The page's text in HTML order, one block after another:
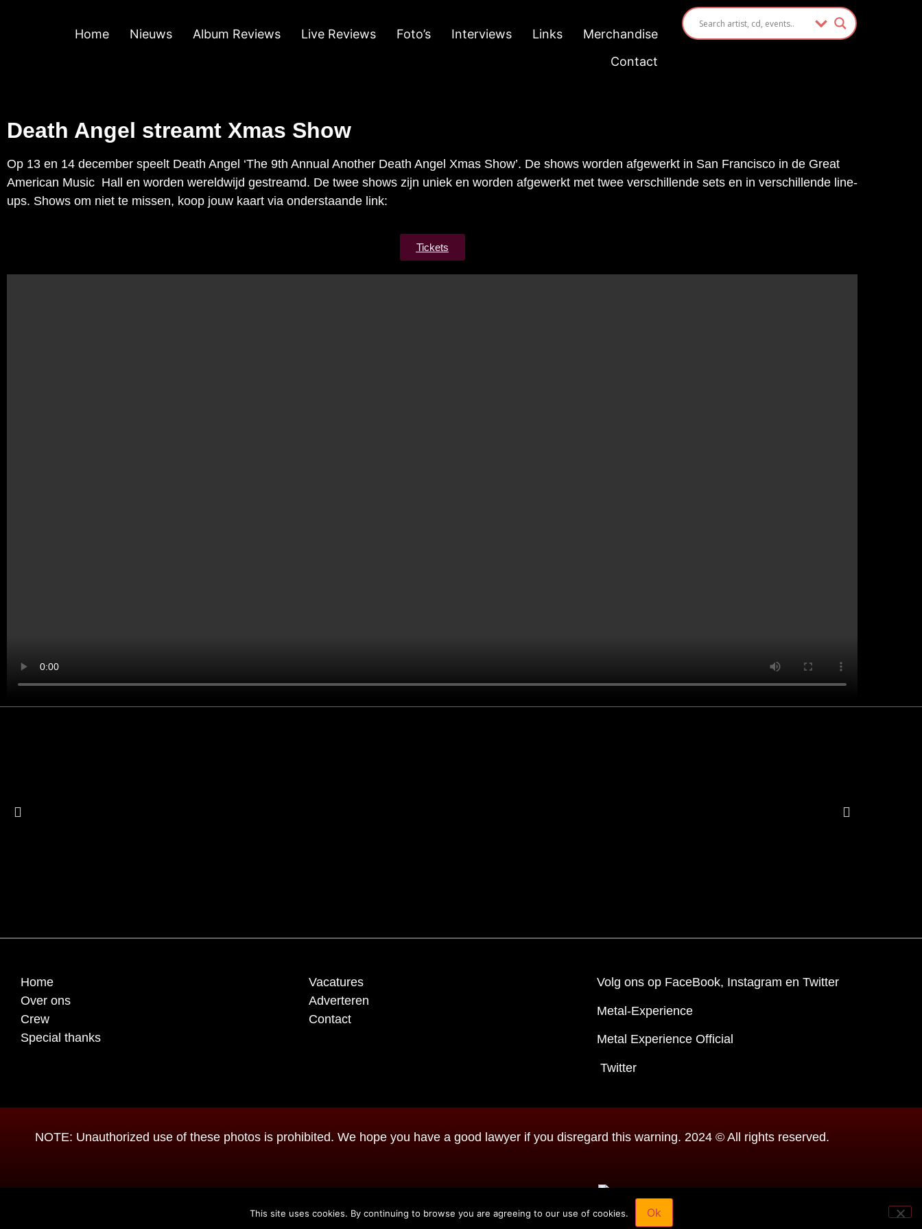
Home Nieuws Album Reviews Live Reviews Foto’s Interviews Links
Merchandise
Contact
Death Angel streamt Xmas Show
Op 13 en 14 december speelt Death Angel ‘The 9th Annual Another Death Angel Xmas Show’. De shows worden afgewerkt in San Francisco in de Great
American Music Hall en worden wereldwijd gestreamd. De twee shows zijn uniek en worden afgewerkt met twee verschillende sets en in verschillende line-
ups. Shows om niet te missen, koop jouw kaart via onderstaande link:
Tickets
Home
Over ons
Crew
Special thanks
Vacatures
Adverteren
Contact
Volg ons op FaceBook, Instagram en Twitter
Metal-Experience
Metal Experience Official
Twitter
NOTE: Unauthorized use of these photos is prohibited. We hope you have a good lawyer if you disregard this warning. 2024 © All rights reserved.
This site uses cookies. By continuing to browse you are agreeing to our use of cookies. Ok